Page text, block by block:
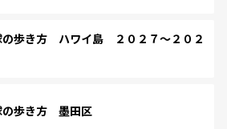
歩き方 ハワイ島 ２０２７～２０２
歩き方 墨田区